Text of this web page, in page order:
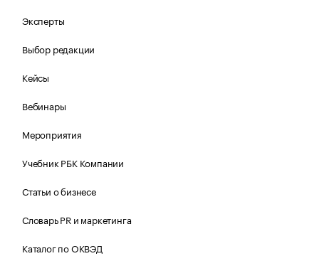
Эксперты
Выбор редакции
Кейсы
Вебинары
Мероприятия
Учебник РБК Компании
Статьи о бизнесе
Словарь PR и маркетинга
Каталог по ОКВЭД